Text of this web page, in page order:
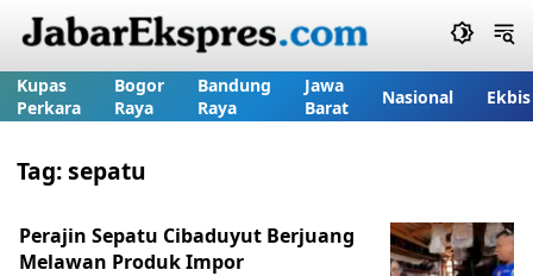
Kupas
Perkara
Bogor
Raya
Bandung
Raya
Jawa
Barat
Nasional Ekbis
Tag:sepatu
Perajin Sepatu Cibaduyut Berjuang
Melawan Produk Impor